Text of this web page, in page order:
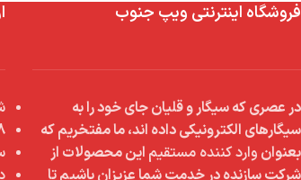
فروشگاه اینترنتی ویپ جنوب
در عصری که سیگار و قلیان جای خود را به
سیگارهای الکترونیکی داده اند، ما مفتخریم که
بعنوان وارد کننده مستقیم این محصولات از
شرکت سازنده در خدمت شما عزیزان باشیم تا